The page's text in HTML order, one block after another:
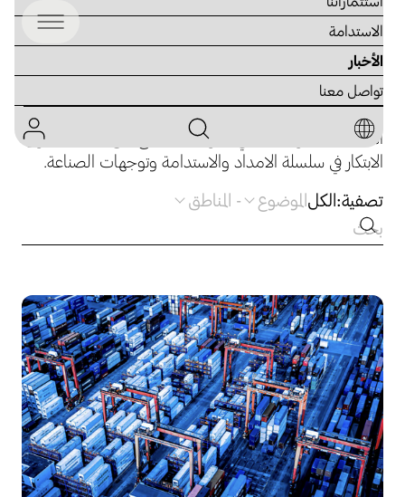
الاستدامة
الأخبار
تواصل معنا
المدونات والرؤى
استكشف مدونة أجيليتي جلوبال للاطلاع على مقالات حول
الابتكار في سلسلة الامداد والاستدامة وتوجهات الصناعة.
تصفية:الكلالموضوع - المناطق